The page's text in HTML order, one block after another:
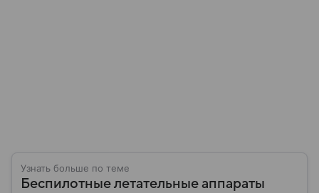
Узнать больше по теме
Беспилотные летательные аппараты